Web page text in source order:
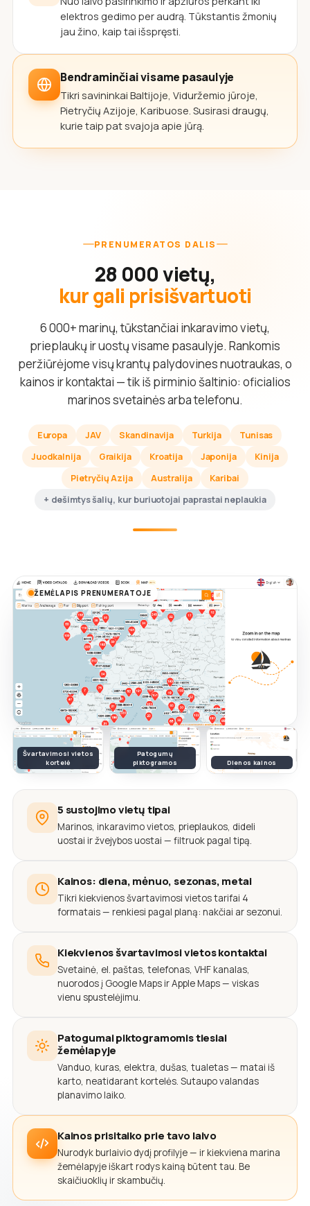
elektros gedimo per audrą. Tūkstantis žmonių
jau žino, kaip tai išspręsti.
Bendraminčiai visame pasaulyje
Tikri savininkai Baltijoje, Viduržemio jūroje,
Pietryčių Azijoje, Karibuose. Susirasi draugų,
kurie taip pat svajoja apie jūrą.
PRENUMERATOS DALIS
28 000 vietų,
kur gali prisišvartuoti
6 000+ marinų, tūkstančiai inkaravimo vietų,
prieplaukų ir uostų visame pasaulyje. Rankomis
peržiūrėjome visų krantų palydovines nuotraukas, o
kainos ir kontaktai — tik iš pirminio šaltinio: oficialios
marinos svetainės arba telefonu.
Europa JAV Skandinavija Turkija
Tunisas
Juodkalnija
Graikija Kroatija Japonija
Kinija
Pietryčių Azija
Australija
Karibai
+ dešimtys šalių, kur buriuotojai paprastai neplaukia
ŽEMĖLAPIS PRENUMERATOJE
Švartavimosi vietos
kortelė
Patogumų
piktogramos
Dienos kainos
5 sustojimo vietų tipai
Marinos, inkaravimo vietos, prieplaukos, dideli
uostai ir žvejybos uostai — filtruok pagal tipą.
Kainos: diena, mėnuo, sezonas, metai
Tikri kiekvienos švartavimosi vietos tarifai 4
formatais — renkiesi pagal planą: nakčiai ar sezonui.
Kiekvienos švartavimosi vietos kontaktai
Svetainė, el. paštas, telefonas, VHF kanalas,
nuorodos į Google Maps ir Apple Maps — viskas
vienu spustelėjimu.
Patogumai piktogramomis tiesiai
žemėlapyje
Vanduo, kuras, elektra, dušas, tualetas — matai iš
karto, neatidarant kortelės. Sutaupo valandas
planavimo laiko.
Kainos prisitaiko prie tavo laivo
Nurodyk burlaivio dydį profilyje — ir kiekviena marina
žemėlapyje iškart rodys kainą būtent tau. Be
skaičiuoklių ir skambučių.